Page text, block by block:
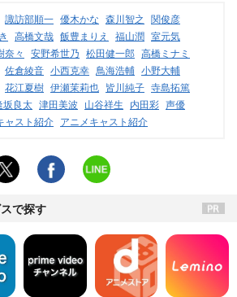
諏訪部順一 優木かな 森川智之 関俊彦
高橋文哉 飯豊まりえ 福山潤 室元気
奈々 安野希世乃 松田健一郎 高橋ミナミ
佐倉綾音 小西克幸 鳥海浩輔 小野大輔
花江夏樹 伊瀬茉莉也 皆川純子 寺島拓篤
坂良太 津田美波 山谷祥生 内田彩 声優
ャスト紹介 アニメキャスト紹介
で探す